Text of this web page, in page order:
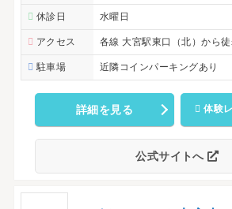
休診日 水曜日
アクセス 各線 大宮駅東口（北）から
駐車場 近隣コインパーキングあり
詳細を見る 体験
公式サイトへ